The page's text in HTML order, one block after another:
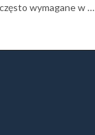
wymagane w …